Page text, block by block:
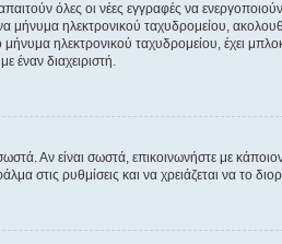
όλες οι νέες εγγραφές να
μήνυμα ηλεκτρονικού ταχυδρομείου,
ηλεκτρονικού ταχυδρομείου, έχει
έναν διαχειριστή.
Αν είναι σωστά, επικοινωνήστε με
στις ρυθμίσεις και να χρειάζεται να το